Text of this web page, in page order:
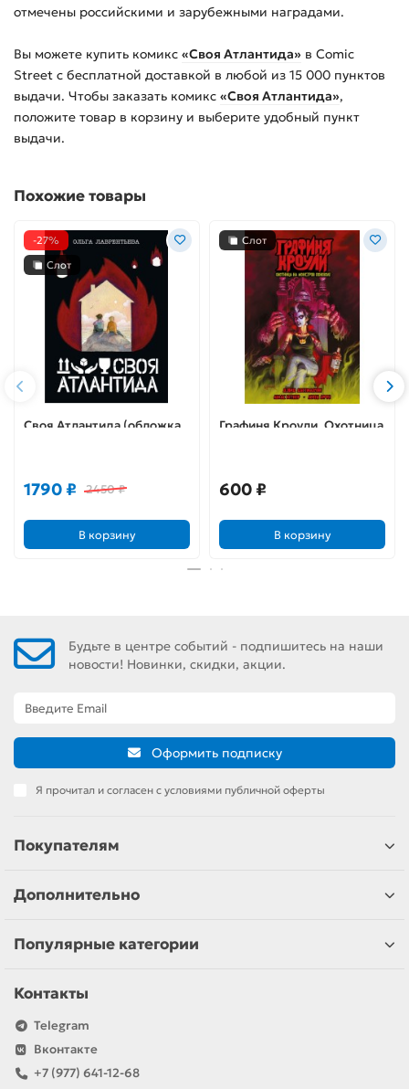
отмечены российскими и зарубежными наградами.
Вы можете купить комикс «Своя Атлантида» в Comic
Street с бесплатной доставкой в любой из 15 000 пунктов
выдачи. Чтобы заказать комикс «Своя Атлантида»,
положите товар в корзину и выберите удобный пункт
выдачи.
Похожие товары
-27%
Слот
Своя Атлантида (обложка
1790 ₽ 2450 ₽
В корзину
Слот
Графиня Кроули. Охотница
600 ₽
В корзину
Будьте в центре событий - подпишитесь на наши
новости! Новинки, скидки, акции.
Оформить подписку
Я прочитал и согласен с условиями публичной оферты
Покупателям
Дополнительно
Популярные категории
Контакты
Telegram
Вконтакте
+7 (977) 641-12-68